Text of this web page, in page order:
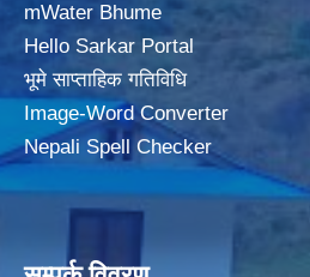
mWater Bhume
Hello Sarkar Portal
भूमे साप्ताहिक गतिविधि
Image-Word Converter
Nepali Spell Checker